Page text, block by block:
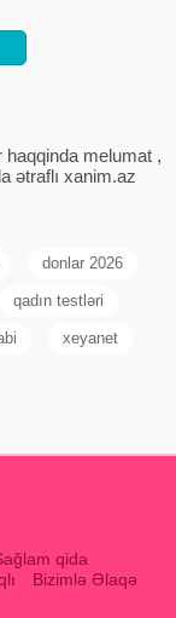
melumat ,
ətraflı xanim.az
donlar 2026
qadın testləri
xeyanet
qida
Bizimlə Əlaqə